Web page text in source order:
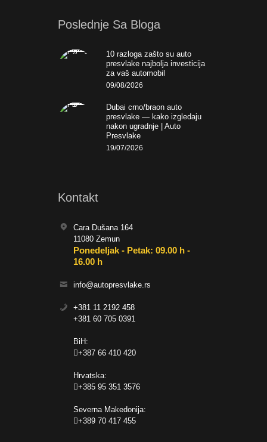
Poslednje Sa Bloga
10 razloga zašto su auto
presvlake najbolja investicija
za vaš automobil
09/08/2026
Dubai crno/braon auto
presvlake — kako izgledaju
nakon ugradnje | Auto
Presvlake
19/07/2026
Kontakt
Cara Dušana 164
11080 Zemun
Ponedeljak - Petak: 09.00 h -
16.00 h
info@autopresvlake.rs
+381 11 2192 458
+381 60 705 0391
BiH:
+387 66 410 420
Hrvatska:
+385 95 351 3576
Severna Makedonija:
+389 70 417 455